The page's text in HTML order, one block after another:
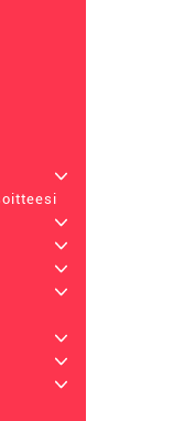
+
+
+
+
+
+
+
+